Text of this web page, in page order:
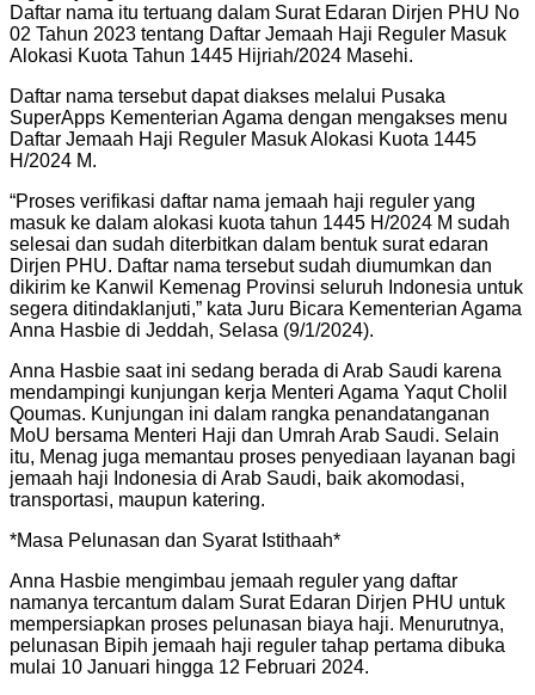
Daftar nama itu tertuang dalam Surat Edaran Dirjen PHU No
02 Tahun 2023 tentang Daftar Jemaah Haji Reguler Masuk
Alokasi Kuota Tahun 1445 Hijriah/2024 Masehi.
Daftar nama tersebut dapat diakses melalui Pusaka
SuperApps Kementerian Agama dengan mengakses menu
Daftar Jemaah Haji Reguler Masuk Alokasi Kuota 1445
H/2024 M.
“Proses verifikasi daftar nama jemaah haji reguler yang
masuk ke dalam alokasi kuota tahun 1445 H/2024 M sudah
selesai dan sudah diterbitkan dalam bentuk surat edaran
Dirjen PHU. Daftar nama tersebut sudah diumumkan dan
dikirim ke Kanwil Kemenag Provinsi seluruh Indonesia untuk
segera ditindaklanjuti,” kata Juru Bicara Kementerian Agama
Anna Hasbie di Jeddah, Selasa (9/1/2024).
Anna Hasbie saat ini sedang berada di Arab Saudi karena
mendampingi kunjungan kerja Menteri Agama Yaqut Cholil
Qoumas. Kunjungan ini dalam rangka penandatanganan
MoU bersama Menteri Haji dan Umrah Arab Saudi. Selain
itu, Menag juga memantau proses penyediaan layanan bagi
jemaah haji Indonesia di Arab Saudi, baik akomodasi,
transportasi, maupun katering.
*Masa Pelunasan dan Syarat Istithaah*
Anna Hasbie mengimbau jemaah reguler yang daftar
namanya tercantum dalam Surat Edaran Dirjen PHU untuk
mempersiapkan proses pelunasan biaya haji. Menurutnya,
pelunasan Bipih jemaah haji reguler tahap pertama dibuka
mulai 10 Januari hingga 12 Februari 2024.